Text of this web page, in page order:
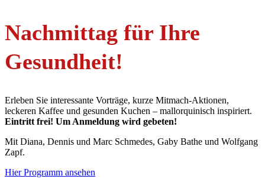
Nachmittag für Ihre
Gesundheit!
Erleben Sie interessante Vorträge, kurze Mitmach-Aktionen,
leckeren Kaffee und gesunden Kuchen – mallorquinisch inspiriert.
Eintritt frei! Um Anmeldung wird gebeten!
Mit Diana, Dennis und Marc Schmedes, Gaby Bathe und Wolfgang
Zapf.
Hier Programm ansehen